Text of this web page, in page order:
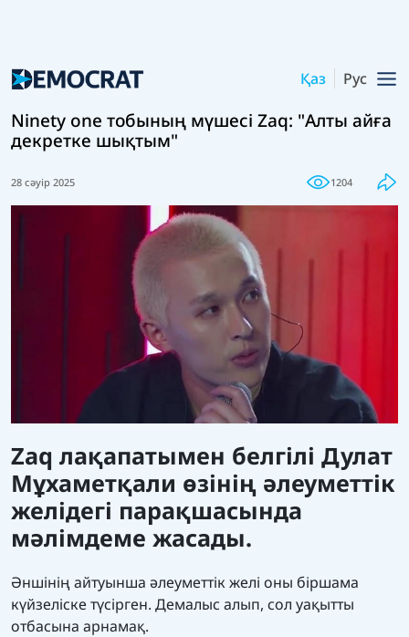
Қаз Рус
Ninety one тобының мүшесі Zaq: "Алты айға
декретке шықтым"
28 сәуір 2025 1204
Zaq лақапатымен белгілі Дулат
Мұхаметқали өзінің әлеуметтік
желідегі парақшасында
мәлімдеме жасады.
Әншінің айтуынша әлеуметтік желі оны біршама
күйзеліске түсірген. Демалыс алып, сол уақытты
отбасына арнамақ.